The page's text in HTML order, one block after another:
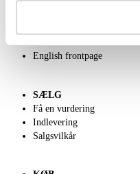
English frontpage
SÆLG
Få en vurdering
Indlevering
Salgsvilkår